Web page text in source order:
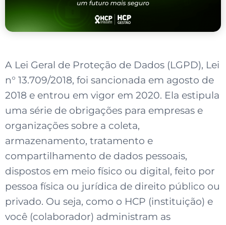
A Lei Geral de Proteção de Dados (LGPD), Lei
n° 13.709/2018, foi sancionada em agosto de
2018 e entrou em vigor em 2020. Ela estipula
uma série de obrigações para empresas e
organizações sobre a coleta,
armazenamento, tratamento e
compartilhamento de dados pessoais,
dispostos em meio físico ou digital, feito por
pessoa física ou jurídica de direito público ou
privado. Ou seja, como o HCP (instituição) e
você (colaborador) administram as